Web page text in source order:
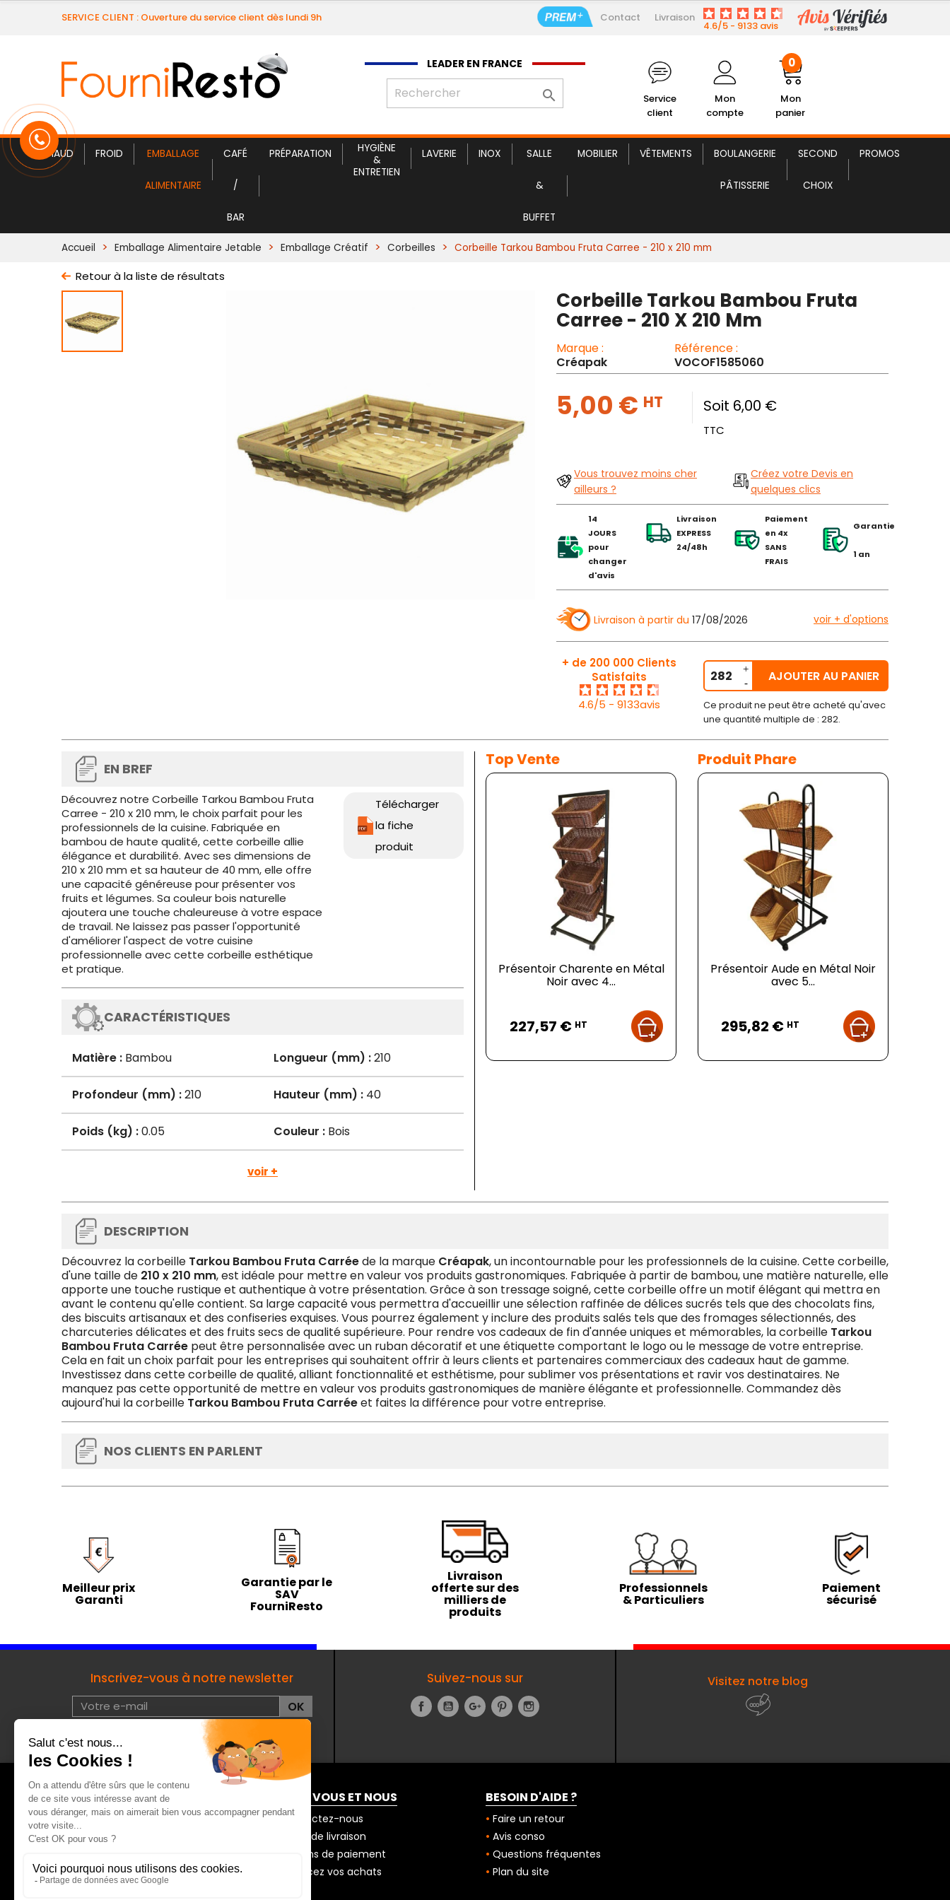
SERVICE CLIENT : Ouverture du service client dès lundi 9h Contact Livraison
4.6/5 - 9133 avis
LEADER EN FRANCE

Service
client
Mon
compte
Mon
panier
0
CHAUD FROID EMBALLAGE
ALIMENTAIRE
CAFÉ
/
BAR
PRÉPARATION
HYGIÈNE
&
ENTRETIEN
LAVERIE INOX SALLE
&
BUFFET
MOBILIER VÊTEMENTS BOULANGERIE
PÂTISSERIE
SECOND
CHOIX
PROMOS
Corbeille Tarkou Bambou Fruta Carree 5,00 € HT
Accueil Emballage Alimentaire Jetable Emballage Créatif Corbeilles Corbeille Tarkou Bambou Fruta Carree - 210 x 210 mm
Retour à la liste de résultats
Corbeille Tarkou Bambou Fruta
Carree - 210 X 210 Mm
Marque :
Créapak
Référence :
VOCOF1585060
5,00 € HT Soit 6,00 €
TTC
Vous trouvez moins cher
ailleurs ?
Créez votre Devis en
quelques clics
14
JOURS
pour
changer
d'avis
Livraison
EXPRESS
24/48h
Paiement
en 4x
SANS
FRAIS
Garantie
1 an
Livraison à partir du 17/08/2026 voir + d'options
+ de 200 000 Clients
Satisfaits
4.6/5 - 9133avis
AJOUTER AU PANIER
Ce produit ne peut être acheté qu'avec
une quantité multiple de : 282.
EN BREF
Découvrez notre Corbeille Tarkou Bambou Fruta
Carree - 210 x 210 mm, le choix parfait pour les
professionnels de la cuisine. Fabriquée en
bambou de haute qualité, cette corbeille allie
élégance et durabilité. Avec ses dimensions de
210 x 210 mm et sa hauteur de 40 mm, elle offre
une capacité généreuse pour présenter vos
fruits et légumes. Sa couleur bois naturelle
ajoutera une touche chaleureuse à votre espace
de travail. Ne laissez pas passer l'opportunité
d'améliorer l'aspect de votre cuisine
professionnelle avec cette corbeille esthétique
et pratique.
Télécharger
la fiche
produit
CARACTÉRISTIQUES
Matière : Bambou Longueur (mm) :210
Profondeur (mm) :210 Hauteur (mm) :40
Poids (kg) :0.05 Couleur :Bois
voir +
Top Vente
Présentoir Charente en Métal
Noir avec 4...
227,57 € HT
Produit Phare
Présentoir Aude en Métal Noir
avec 5...
295,82 € HT
DESCRIPTION
Découvrez la corbeille Tarkou Bambou Fruta Carréede la marque Créapak, un incontournable pour les professionnels de la cuisine. Cette corbeille,
d'une taille de 210 x 210 mm, est idéale pour mettre en valeur vos produits gastronomiques. Fabriquée à partir de bambou, une matière naturelle, elle
apporte une touche rustique et authentique à votre présentation. Grâce à son tressage soigné, cette corbeille offre un motif élégant qui mettra en
avant le contenu qu'elle contient. Sa large capacité vous permettra d'accueillir une sélection raffinée de délices sucrés tels que des chocolats fins,
des biscuits artisanaux et des confiseries exquises. Vous pourrez également y inclure des produits salés tels que des fromages sélectionnés, des
charcuteries délicates et des fruits secs de qualité supérieure. Pour rendre vos cadeaux de fin d'année uniques et mémorables, la corbeille Tarkou
Bambou Fruta Carrée peut être personnalisée avec un ruban décoratif et une étiquette comportant le logo ou le message de votre entreprise.
Cela en fait un choix parfait pour les entreprises qui souhaitent offrir à leurs clients et partenaires commerciaux des cadeaux haut de gamme.
Investissez dans cette corbeille de qualité, alliant fonctionnalité et esthétisme, pour sublimer vos présentations et ravir vos destinataires. Ne
manquez pas cette opportunité de mettre en valeur vos produits gastronomiques de manière élégante et professionnelle. Commandez dès
aujourd'hui la corbeille Tarkou Bambou Fruta Carréeet faites la différence pour votre entreprise.
NOS CLIENTS EN PARLENT
Meilleur prix
Garanti
Garantie par le
SAV
FourniResto
Livraison
offerte sur des
milliers de
produits
Professionnels
& Particuliers
Paiement
sécurisé
Inscrivez-vous à notre newsletter
J'accepte les conditions d'utilisation de données à
caractères privées :
Suivez-nous sur
Facebook
YouTubeGoogle+PinterestInstagram
Visitez notre blog
À PROPOS DE FOURNIRESTO
Mentions légales
Qui sommes-nous ?
Guides & conseils
ENTRE VOUS ET NOUS
Contactez-nous
Mode de livraison
Moyens de paiement
Financez vos achats
BESOIN D'AIDE ?
Faire un retour
Avis conso
Questions fréquentes
Plan du site